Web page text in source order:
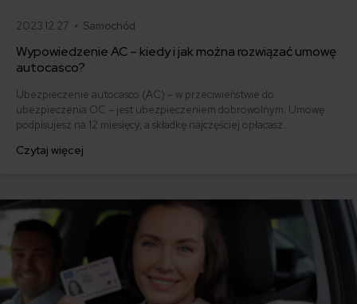
2023.12.27 • Samochód
Wypowiedzenie AC – kiedy i jak można rozwiązać umowę
autocasco?
Ubezpieczenie autocasco (AC) – w przeciwieństwie do
ubezpieczenia OC – jest ubezpieczeniem dobrowolnym. Umowę
podpisujesz na 12 miesięcy, a składkę najczęściej opłacasz
ofertę lub zdecydowałeś się sprzedać samochód w trakcie trwania
Czytaj więcej